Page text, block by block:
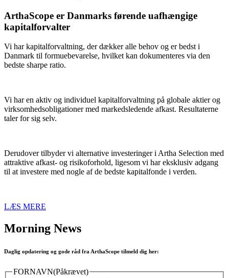
ArthaScope er Danmarks førende uafhængige
kapitalforvalter
Vi har kapitalforvaltning, der dækker alle behov og er bedst i
Danmark til formuebevarelse, hvilket kan dokumenteres via den
bedste sharpe ratio.
Vi har en aktiv og individuel kapitalforvaltning på globale aktier og
virksomhedsobligationer med markedsledende afkast. Resultaterne
taler for sig selv.
Derudover tilbyder vi alternative investeringer i Artha Selection med
attraktive afkast- og risikoforhold, ligesom vi har eksklusiv adgang
til at investere med nogle af de bedste kapitalfonde i verden.
LÆS MERE
Morning News
Daglig opdatering og gode råd fra ArthaScope tilmeld dig her:
FORNAVN(Påkrævet)